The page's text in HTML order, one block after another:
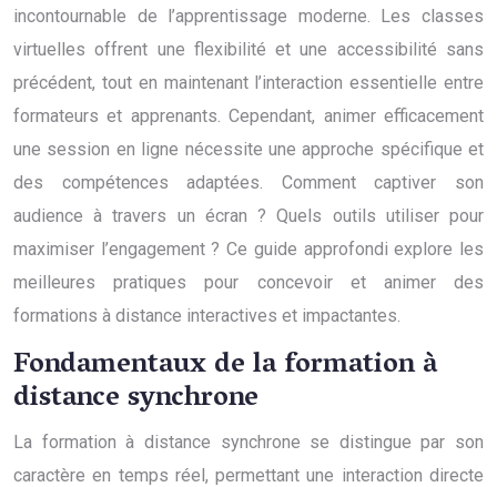
incontournable de l’apprentissage moderne. Les classes
virtuelles offrent une flexibilité et une accessibilité sans
précédent, tout en maintenant l’interaction essentielle entre
formateurs et apprenants. Cependant, animer efficacement
une session en ligne nécessite une approche spécifique et
des compétences adaptées. Comment captiver son
audience à travers un écran ? Quels outils utiliser pour
maximiser l’engagement ? Ce guide approfondi explore les
meilleures pratiques pour concevoir et animer des
formations à distance interactives et impactantes.
Fondamentaux de la formation à
distance synchrone
La formation à distance synchrone se distingue par son
caractère en temps réel, permettant une interaction directe